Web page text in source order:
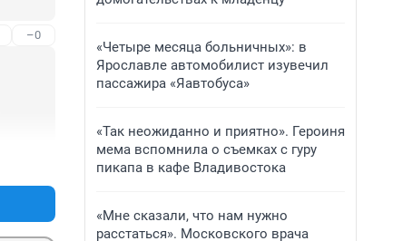
–0
«Четыре месяца больничных»: в
Ярославле автомобилист изувечил
пассажира «Яавтобуса»
«Так неожиданно и приятно». Героиня
мема вспомнила о съемках с гуру
пикапа в кафе Владивостока
«Мне сказали, что нам нужно
расстаться». Московского врача